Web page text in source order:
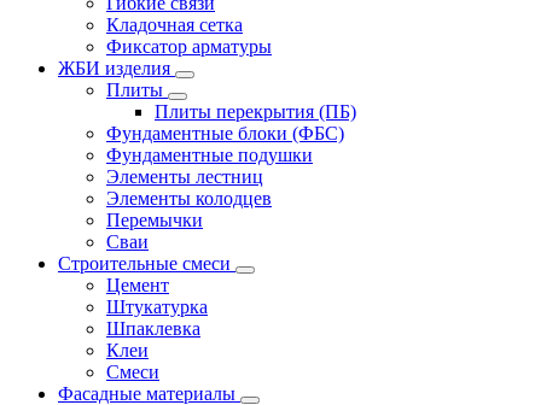
Кладочная сетка
Фиксатор арматуры
ЖБИ изделия
Плиты
Плиты перекрытия (ПБ)
Фундаментные блоки (ФБС)
Фундаментные подушки
Элементы лестниц
Элементы колодцев
Перемычки
Сваи
Строительные смеси
Цемент
Штукатурка
Шпаклевка
Клеи
Смеси
Фасадные материалы